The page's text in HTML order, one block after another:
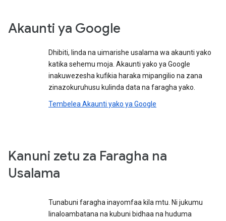
Akaunti ya Google
Dhibiti, linda na uimarishe usalama wa akaunti yako
katika sehemu moja. Akaunti yako ya Google
inakuwezesha kufikia haraka mipangilio na zana
zinazokuruhusu kulinda data na faragha yako.
Tembelea Akaunti yako ya Google
Kanuni zetu za Faragha na
Usalama
Tunabuni faragha inayomfaa kila mtu. Ni jukumu
linaloambatana na kubuni bidhaa na huduma